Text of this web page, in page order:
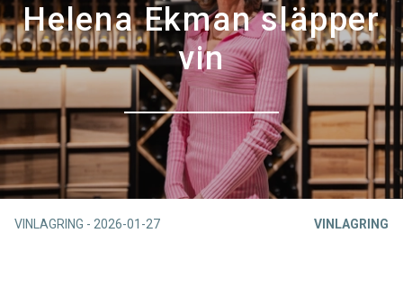
Helena Ekman släpper
vin
VINLAGRING - 2026-01-27 VINLAGRING